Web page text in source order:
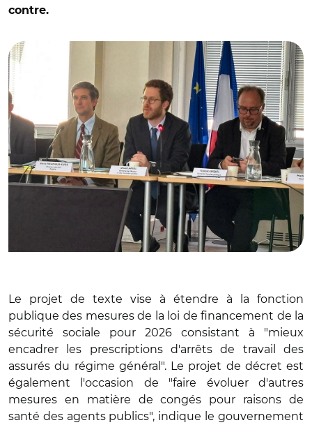
contre.
© Christophe Odt/ Conseil commun de la fonction
Le projet de texte vise à étendre à la fonction
publique des mesures de la loi de financement de la
sécurité sociale pour 2026 consistant à "mieux
encadrer les prescriptions d'arrêts de travail des
assurés du régime général". Le projet de décret est
également l'occasion de "faire évoluer d'autres
mesures en matière de congés pour raisons de
santé des agents publics", indique le gouvernement